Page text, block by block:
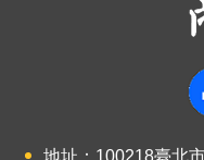
地址：100218臺北